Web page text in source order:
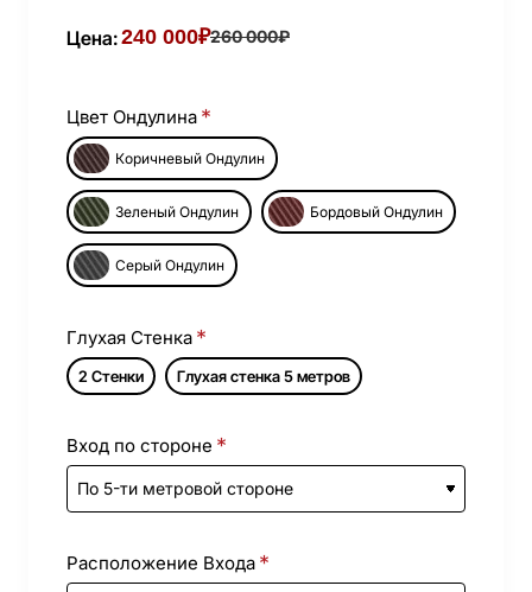
Цена:240 000₽260 000₽
Цвет Ондулина
Коричневый Ондулин
Зеленый Ондулин Бордовый Ондулин
Серый Ондулин
Глухая Стенка
2 Стенки Глухая стенка 5 метров
Вход по стороне
Расположение Входа